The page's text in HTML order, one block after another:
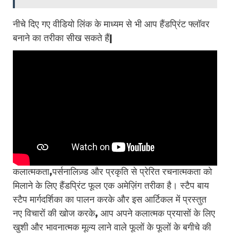
नीचे दिए गए वीडियो लिंक के माध्यम से भी आप हैंडप्रिंट फ्लॉवर
बनाने का तरीका सीख सकते हैं|
कलात्मकता,पर्सनालिज़्ड और प्रकृति से प्रेरित रचनात्मकता को
मिलाने के लिए हैंडप्रिंट फूल एक अमेज़िंग तरीका है। स्टैप बाय
स्टैप मार्गदर्शिका का पालन करके और इस आर्टिकल में प्रस्तुत
नए विचारों की खोज करके, आप अपने कलात्मक प्रयासों के लिए
खुशी और भावनात्मक मूल्य लाने वाले फूलों के फूलों के बगीचे की